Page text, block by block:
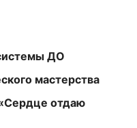
ДО
мастерства
отдаю